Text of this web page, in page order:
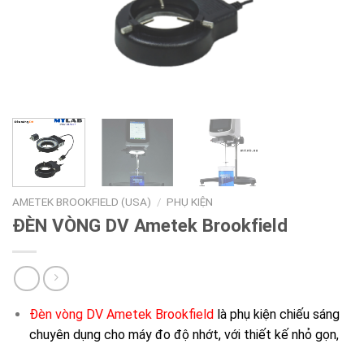
AMETEK BROOKFIELD (USA) / PHỤ KIỆN
ĐÈN VÒNG DV Ametek Brookfield
Đèn vòng DV Ametek Brookfield là phụ kiện chiếu sáng
chuyên dụng cho máy đo độ nhớt, với thiết kế nhỏ gọn,